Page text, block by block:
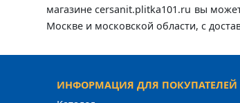
магазине cersanit.plitka101.ru вы
Москве и московской области, с
ИНФОРМАЦИЯ ДЛЯ ПОКУПАТЕЛЕЙ